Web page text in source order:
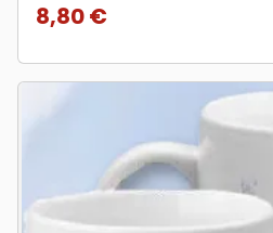
Prix
8,80 €